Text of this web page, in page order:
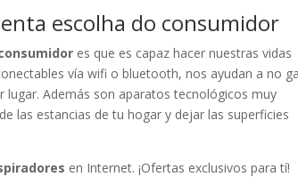
escolha do consumidor
es que es capaz hacer nuestras vidas
vía wifi o bluetooth, nos ayudan a no
Además son aparatos tecnológicos muy
las estancias de tu hogar y dejar las superficies
en Internet. ¡Ofertas exclusivos para tí!